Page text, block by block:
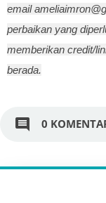
email
perbaikan yang
memberikan credit/
berada.
comment 0